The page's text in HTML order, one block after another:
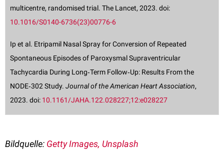
multicentre, randomised trial. The Lancet, 2023. doi:
10.1016/S0140-6736(23)00776-6
Ip et al. Etripamil Nasal Spray for Conversion of Repeated
Spontaneous Episodes of Paroxysmal Supraventricular
Tachycardia During Long‐Term Follow‐Up: Results From the
NODE‐302 Study. Journal of the American Heart Association,
2023. doi: 10.1161/JAHA.122.028227;12:e028227
Bildquelle: Getty Images, Unsplash